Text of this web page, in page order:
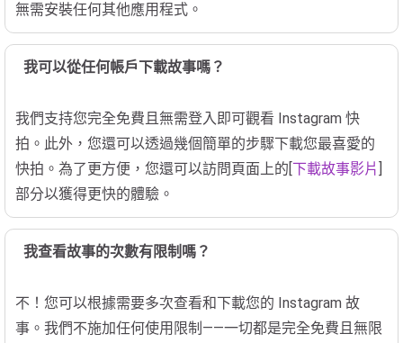
無需安裝任何其他應用程式。
我可以從任何帳戶下載故事嗎？
我們支持您完全免費且無需登入即可觀看 Instagram 快
拍。此外，您還可以透過幾個簡單的步驟下載您最喜愛的
快拍。為了更方便，您還可以訪問頁面上的[下載故事影片]
部分以獲得更快的體驗。
我查看故事的次數有限制嗎？
不！您可以根據需要多次查看和下載您的 Instagram 故
事。我們不施加任何使用限制——一切都是完全免費且無限